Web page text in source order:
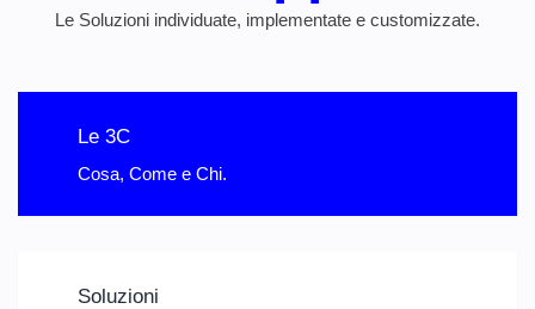
Le Soluzioni individuate, implementate e customizzate.
Le 3C
Cosa, Come e Chi.
Soluzioni